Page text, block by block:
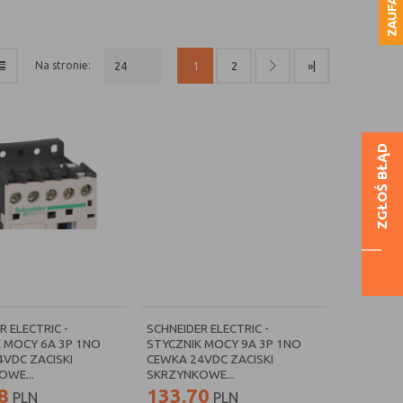
się miedziany zwój, który eliminuje wcześniej
na stronie: 24 1 2 »|
ELECTRIC -
MOCY 6A 3P 1NO
ZACISKI
PLN
SCHNEIDER ELECTRIC -
STYCZNIK MOCY 9A 3P 1NO
CEWKA 24VDC ZACISKI
SKRZYNKOWE...
133,70 PLN
ZGŁOŚ BŁĄD